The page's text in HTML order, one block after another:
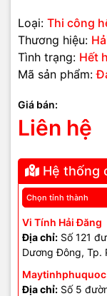
Loại: Thi công
Thương hiệu:
Tình trạng: Hết
Mã sản phẩm:
Giá bán:
Liên hệ
Hệ thống
Vi Tính Hải Đăng
Địa chỉ: Số 121
Dương Đông, Tp.
Địa chỉ: Số 5
- Chỗ thì quá to, chỗ
- Mở nhạc lớn là bị rè,
- Khách phản ánh
🔧 Thiết
dụng
quán cà
- Loa treo tường, loa